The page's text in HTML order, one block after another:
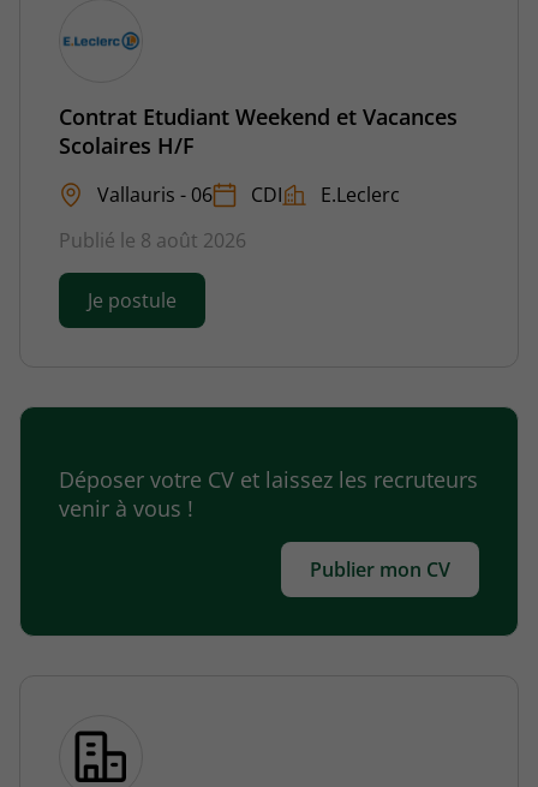
Contrat Etudiant Weekend et Vacances
Scolaires H/F
Vallauris - 06 CDI
E.Leclerc
Publié le 8 août 2026
Je postule
Déposer votre CV et laissez les recruteurs
venir à vous !
Publier mon CV